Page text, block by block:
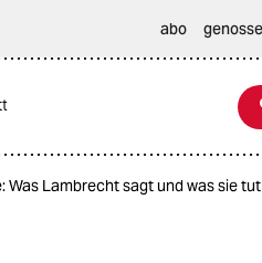
abo
Was Lambrecht sagt und was sie tut